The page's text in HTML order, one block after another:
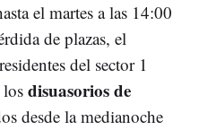
el martes a las 14:00
de plazas, el
del sector 1
los disuasorios de
desde la medianoche